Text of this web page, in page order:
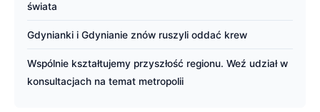
świata
Gdynianki i Gdynianie znów ruszyli oddać krew
Wspólnie kształtujemy przyszłość regionu. Weź udział w
konsultacjach na temat metropolii